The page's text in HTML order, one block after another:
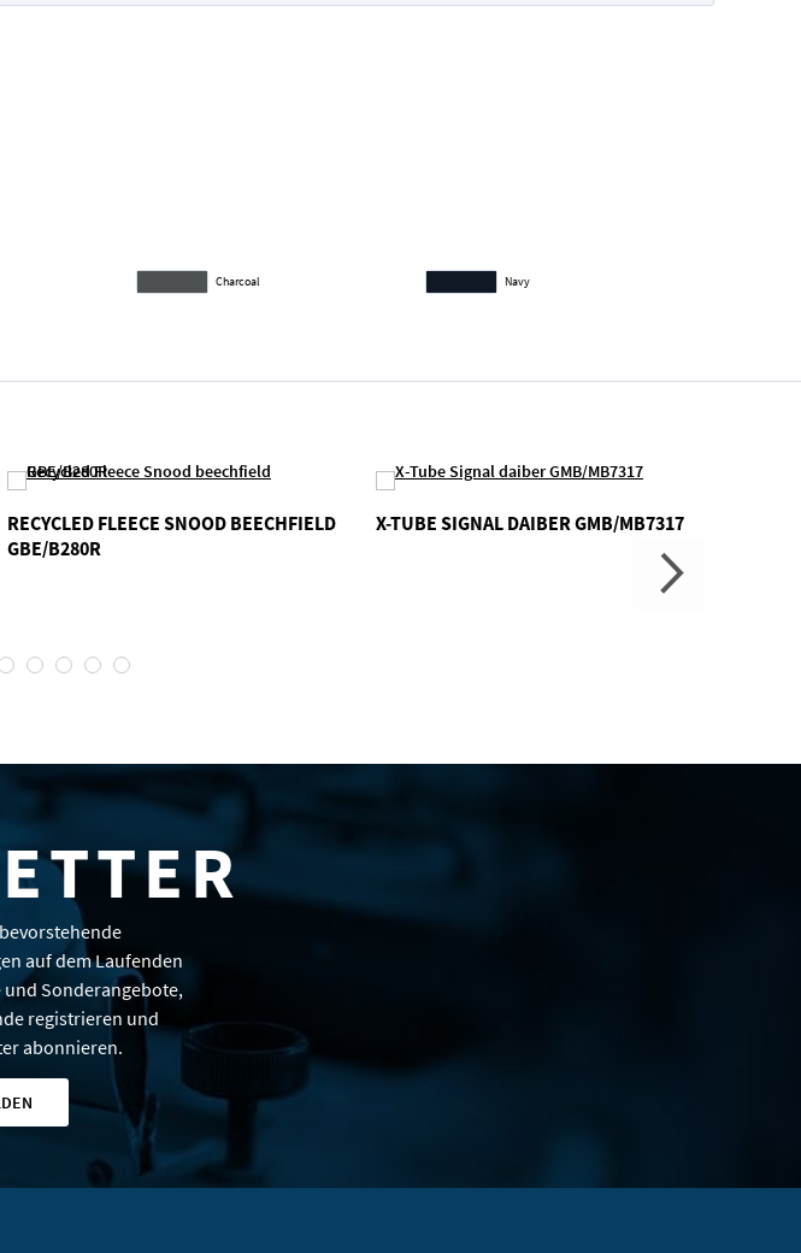
Charcoal Navy
RECYCLED FLEECE SNOOD BEECHFIELD
GBE/B280R
X-TUBE SIGNAL DAIBER GMB/MB7317
auf dem Laufenden
und Sonderangebote,
registrieren und
abonnieren.